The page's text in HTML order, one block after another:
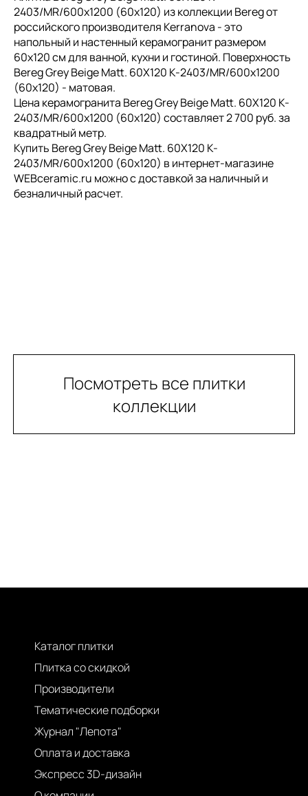
2403/MR/600x1200 (60x120) из коллекции Bereg от
российского производителя Kerranova - это
напольный и настенный керамогранит размером
60x120 см для ванной, кухни и гостиной. Поверхность
Bereg Grey Beige Matt. 60X120 K-2403/MR/600x1200
(60x120) - матовая.
Цена керамогранита Bereg Grey Beige Matt. 60X120 K-
2403/MR/600x1200 (60x120) составляет 2 700 руб. за
квадратный метр.
Купить Bereg Grey Beige Matt. 60X120 K-
2403/MR/600x1200 (60x120) в интернет-магазине
WEBceramic.ru можно с доставкой за наличный и
безналичный расчет.
Посмотреть все плитки
коллекции
Каталог плитки
Плитка со скидкой
Производители
Тематические подборки
Журнал "Лепота"
Оплата и доставка
Экспресс 3D-дизайн